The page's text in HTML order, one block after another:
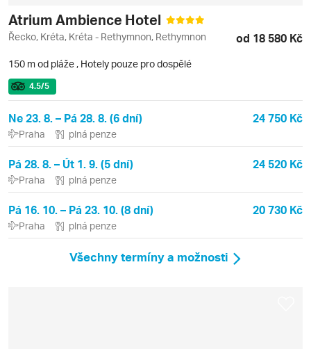
Atrium Ambience Hotel
Řecko, Kréta, Kréta - Rethymnon, Rethymnon od 18 580 Kč
150 m od pláže , Hotely pouze pro dospělé
4.5/5
Ne 23. 8. – Pá 28. 8. (6 dní) 24 750 Kč
Praha plná penze
Pá 28. 8. – Út 1. 9. (5 dní) 24 520 Kč
Praha plná penze
Pá 16. 10. – Pá 23. 10. (8 dní) 20 730 Kč
Praha plná penze
Všechny termíny a možnosti